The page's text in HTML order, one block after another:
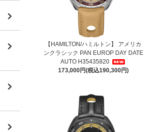
【HAMILTON/ハミルトン】 アメリカ
ンクラシック PAN EUROP DAY DATE
AUTO H35435820
173,000円(税込190,300円)